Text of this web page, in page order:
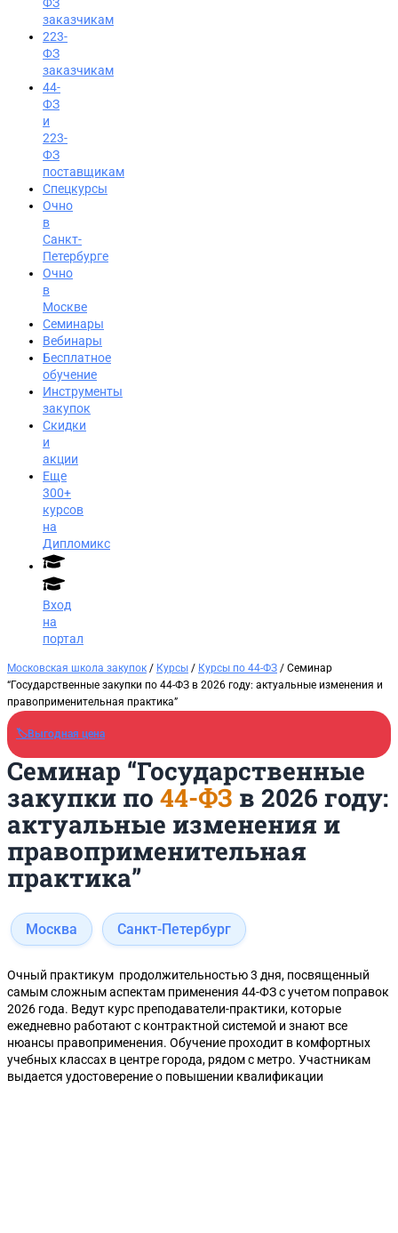
Вход на портал
8 (495) 228-47-43
Заказать звонок
заказчикам
223-
ФЗ
заказчикам
44-
ФЗ
и
223-
ФЗ
поставщикам
Спецкурсы
Очно
в
Санкт-
Петербурге
Очно
в
Москве
Семинары
Вебинары
Бесплатное
обучение
Инструменты
закупок
Скидки
и
акции
Еще
300+
курсов
на
Дипломикс
Вход
на
портал
Московская школа закупок / Курсы / Курсы по 44-ФЗ / Семинар
“Государственные закупки по 44-ФЗ в 2026 году: актуальные изменения и
правоприменительная практика”
🏷️Выгодная цена
Семинар “Государственные
закупки по 44-ФЗ в 2026 году:
актуальные изменения и
правоприменительная
практика”
Москва Санкт-Петербург
Очный практикум продолжительностью 3 дня, посвященный
самым сложным аспектам применения 44-ФЗ с учетом поправок
2026 года. Ведут курс преподаватели-практики, которые
ежедневно работают с контрактной системой и знают все
нюансы правоприменения. Обучение проходит в комфортных
учебных классах в центре города, рядом с метро. Участникам
выдается удостоверение о повышении квалификации